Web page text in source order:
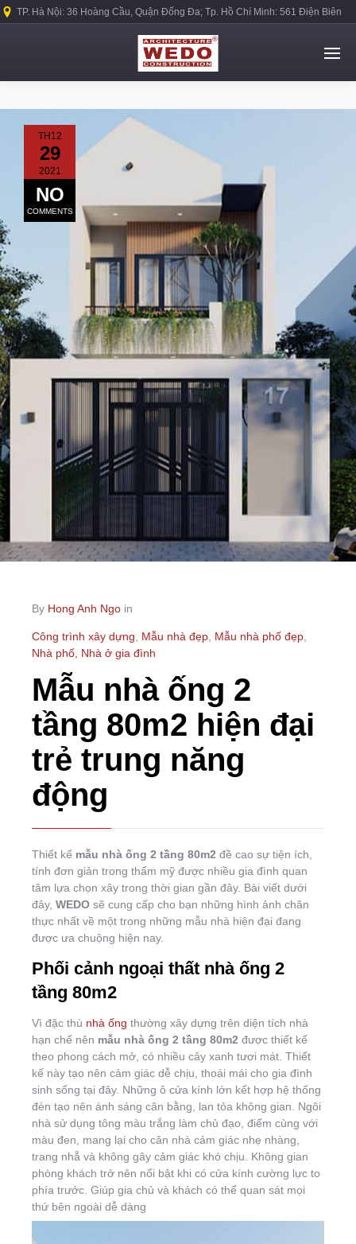
TP. Hà Nội: 36 Hoàng Cầu, Quận Đống Đa; Tp. Hồ Chí Minh: 561 Điện Biên
TH12
29
2021
NO
COMMENTS
By Hong Anh Ngo in
Công trình xây dựng Mẫu nhà đẹp Mẫu nhà phố đẹp
Nhà phố, Nhà ở gia đình
Mẫu nhà ống 2
tầng 80m2 hiện đại
trẻ trung năng
động
Thiết kế mẫu nhà ống 2 tầng 80m2 đề cao sự tiện ích,
tính đơn giản trong thẩm mỹ được nhiều gia đình quan
tâm lựa chọn xây trong thời gian gần đây. Bài viết dưới
đây, WEDO sẽ cung cấp cho bạn những hình ảnh chân
thực nhất về một trong những mẫu nhà hiện đại đang
được ưa chuộng hiện nay.
Phối cảnh ngoại thất nhà ống 2
tầng 80m2
Vì đặc thù nhà ống thường xây dựng trên diện tích nhà
hạn chế nên mẫu nhà ống 2 tầng 80m2 được thiết kế
theo phong cách mở, có nhiều cây xanh tươi mát. Thiết
kế này tạo nên cảm giác dễ chịu, thoái mái cho gia đình
sinh sống tại đây. Những ô cửa kính lớn kết hợp hệ thống
đèn tạo nên ánh sáng cân bằng, lan tỏa không gian. Ngôi
nhà sử dụng tông màu trắng làm chủ đạo, điểm cùng với
màu đen, mang lại cho căn nhà cảm giác nhẹ nhàng,
trang nhẵ và không gây cảm giác khó chịu. Không gian
phòng khách trở nên nổi bật khi có cửa kính cường lực to
phía trước. Giúp gia chủ và khách có thể quan sát mọi
thứ bên ngoài dễ dàng